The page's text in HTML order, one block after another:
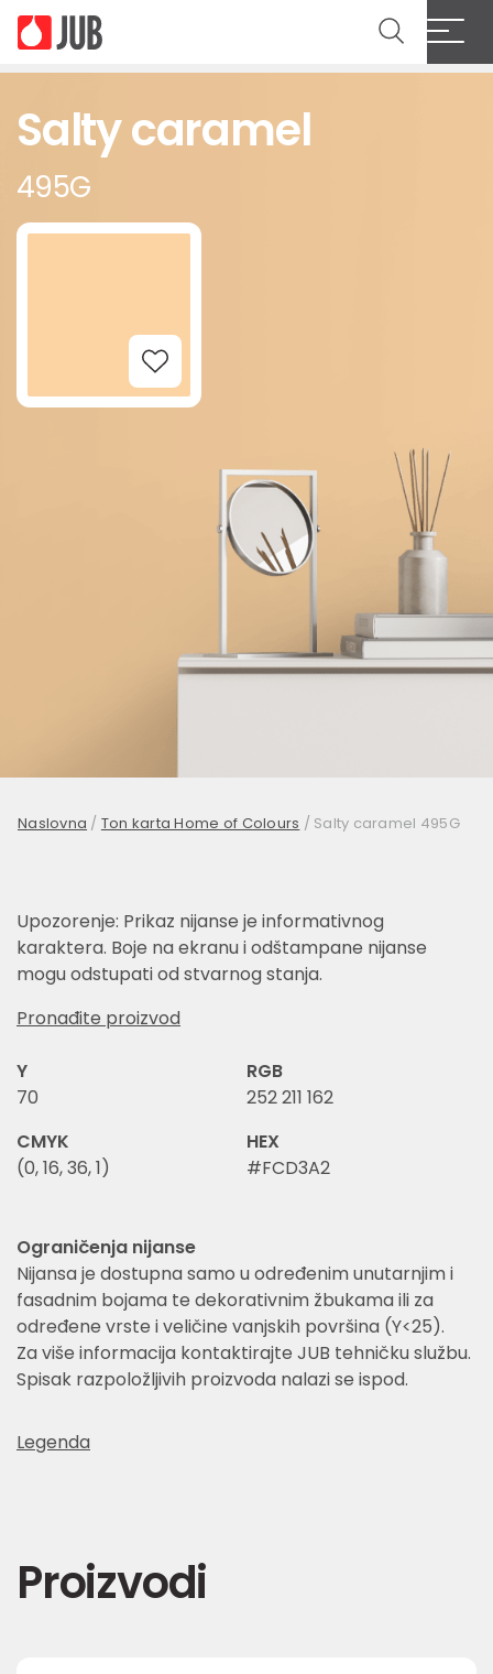
Salty caramel
495G
Add to Wishlist
Naslovna / Ton karta Home of Colours / Salty caramel 495G
Upozorenje: Prikaz nijanse je informativnog
karaktera. Boje na ekranu i odštampane nijanse
mogu odstupati od stvarnog stanja.
Pronađite proizvod
Y
70
RGB
252 211 162
CMYK
(0, 16, 36, 1)
HEX
#FCD3A2
Ograničenja nijanse
Nijansa je dostupna samo u određenim unutarnjim i
fasadnim bojama te dekorativnim žbukama ili za
određene vrste i veličine vanjskih površina (Y<25).
Za više informacija kontaktirajte JUB tehničku službu.
Spisak razpoložljivih proizvoda nalazi se ispod.
Legenda
Proizvodi